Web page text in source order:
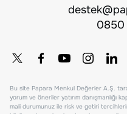
0850
Bu site Papara Menkul Değerler A.Ş.
yorum ve öneriler yatırım danışmanlığı
mali durumunuz ile risk ve getiri